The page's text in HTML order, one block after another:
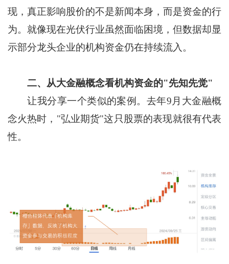
现，真正影响股价的不是新闻本身，而是资金的行
为。就像现在光伏行业虽然面临困境，但数据却显
示部分龙头企业的机构资金仍在持续流入。
二、从大金融概念看机构资金的"先知先觉"
让我分享一个类似的案例。去年9月大金融概
念火热时，"弘业期货"这只股票的表现就很有代表
性。